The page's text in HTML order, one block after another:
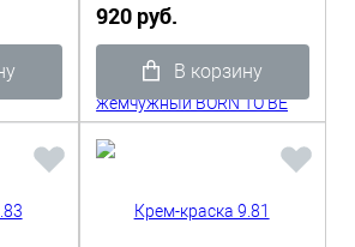
COLORED TINTA 100 мл
Shot
920 руб.
В корзину